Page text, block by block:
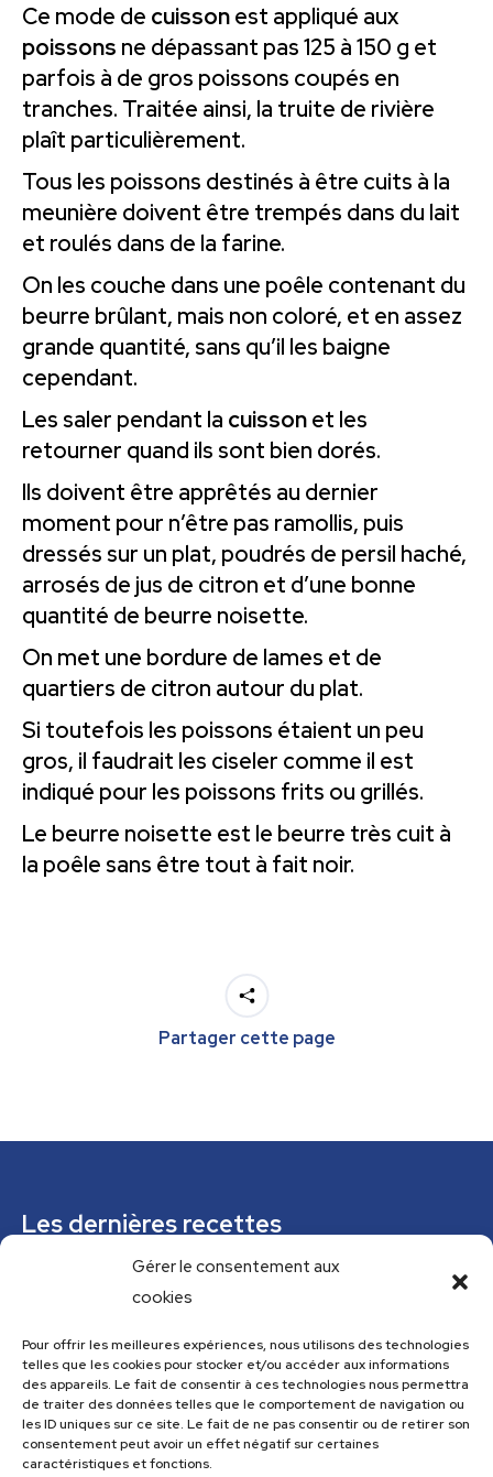
Gérer le consentement aux
cookies
Pour offrir les meilleures expériences, nous utilisons des technologies
telles que les cookies pour stocker et/ou accéder aux informations
des appareils. Le fait de consentir à ces technologies nous permettra
de traiter des données telles que le comportement de navigation ou
les ID uniques sur ce site. Le fait de ne pas consentir ou de retirer son
consentement peut avoir un effet négatif sur certaines
caractéristiques et fonctions.
Ce mode de cuissonest appliqué aux
poissons ne dépassant pas 125 à 150 g et
parfois à de gros poissons coupés en
tranches. Traitée ainsi, la truite de rivière
plaît particulièrement.
Tous les poissons destinés à être cuits à la
meunière doivent être trempés dans du lait
et roulés dans de la farine.
On les couche dans une poêle contenant du
beurre brûlant, mais non coloré, et en assez
grande quantité, sans qu’il les baigne
cependant.
Les saler pendant la cuissonet les
retourner quand ils sont bien dorés.
Ils doivent être apprêtés au dernier
moment pour n’être pas ramollis, puis
dressés sur un plat, poudrés de persil haché,
arrosés de jus de citron et d’une bonne
quantité de beurre noisette.
On met une bordure de lames et de
quartiers de citron autour du plat.
Si toutefois les poissons étaient un peu
gros, il faudrait les ciseler comme il est
indiqué pour les poissons frits ou grillés.
Le beurre noisette est le beurre très cuit à
la poêle sans être tout à fait noir.
Partager cette page
Les dernières recettes
Mousse de courgettes au pesto
Confiture épicée de rhubarbe
Parfaits glacés verveine citronnelle et pistaches
Tajine tunisien à la courgette (IG bas)
Cannelloni de courgettes